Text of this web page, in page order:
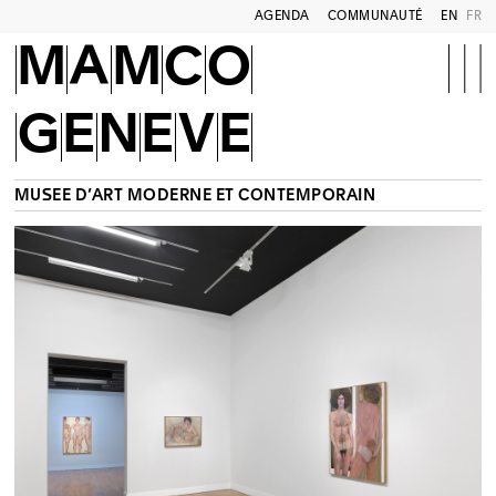
AGENDA COMMUNAUTÉ EN FR
MAMCO
GENEVE
MUSÉE D’ART MODERNE ET CONTEMPORAIN